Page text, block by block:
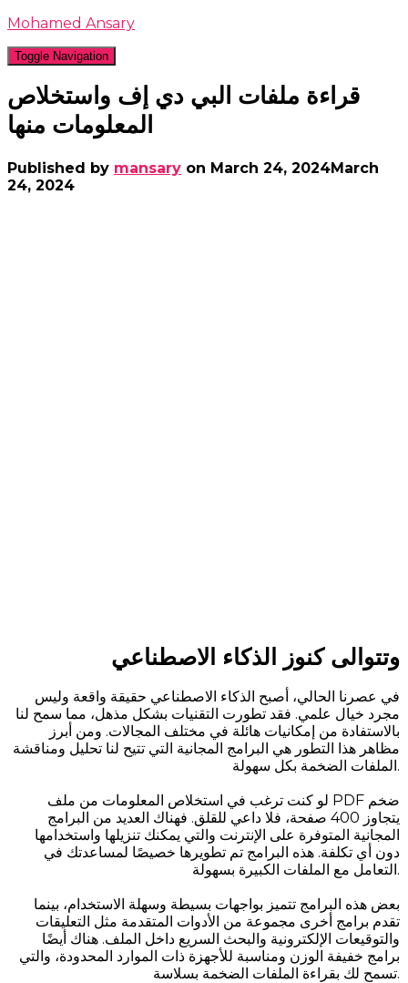
Mohamed Ansary
Toggle Navigation
قراءة ملفات البي دي إف واستخلاص
المعلومات منها
Published by mansary on March 24, 2024March
24, 2024
وتتوالى كنوز الذكاء الاصطناعي
في عصرنا الحالي، أصبح الذكاء الاصطناعي حقيقة واقعة وليس
مجرد خيال علمي. فقد تطورت التقنيات بشكل مذهل، مما سمح لنا
بالاستفادة من إمكانيات هائلة في مختلف المجالات. ومن أبرز
مظاهر هذا التطور هي البرامج المجانية التي تتيح لنا تحليل ومناقشة
الملفات الضخمة بكل سهولة.
لو كنت ترغب في استخلاص المعلومات من ملف PDF ضخم
يتجاوز 400 صفحة، فلا داعي للقلق. فهناك العديد من البرامج
المجانية المتوفرة على الإنترنت والتي يمكنك تنزيلها واستخدامها
دون أي تكلفة. هذه البرامج تم تطويرها خصيصًا لمساعدتك في
التعامل مع الملفات الكبيرة بسهولة.
بعض هذه البرامج تتميز بواجهات بسيطة وسهلة الاستخدام، بينما
تقدم برامج أخرى مجموعة من الأدوات المتقدمة مثل التعليقات
والتوقيعات الإلكترونية والبحث السريع داخل الملف. هناك أيضًا
برامج خفيفة الوزن ومناسبة للأجهزة ذات الموارد المحدودة، والتي
تسمح لك بقراءة الملفات الضخمة بسلاسة.